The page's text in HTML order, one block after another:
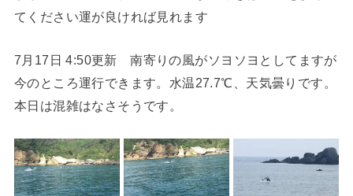
てください運が良ければ見れます
7月17日 4:50更新 南寄りの風がソヨソヨとしてますが
今のところ運行できます。水温27.7℃、天気曇りです。
本日は混雑はなさそうです。